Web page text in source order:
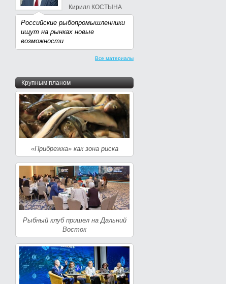
Кирилл КОСТЫНА
Российские рыбопромышленники
ищут на рынках новые
возможности
Все материалы
Крупным планом
«Прибрежка» как зона риска
Рыбный клуб пришел на Дальний
Восток